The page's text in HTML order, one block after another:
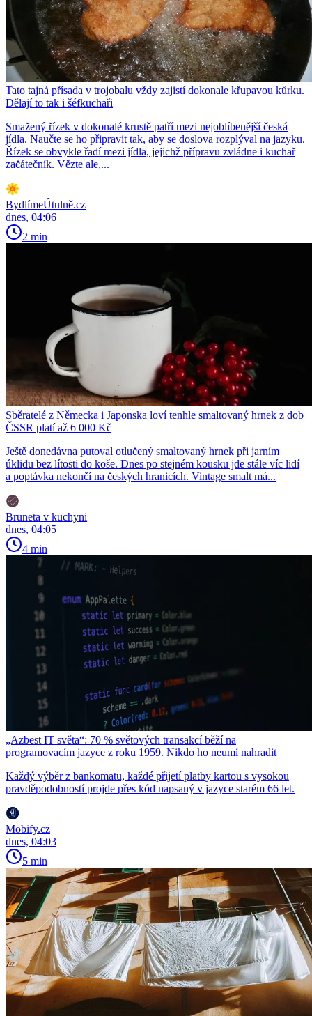
Tato tajná přísada v trojobalu vždy zajistí dokonale křupavou kůrku.
Dělají to tak i šéfkuchaři
Smažený řízek v dokonalé krustě patří mezi nejoblíbenější česká
jídla. Naučte se ho připravit tak, aby se doslova rozplýval na jazyku.
Řízek se obvykle řadí mezi jídla, jejichž přípravu zvládne i kuchař
začátečník. Vězte ale,...
BydlímeÚtulně.cz
dnes, 04:06
2 min
Sběratelé z Německa i Japonska loví tenhle smaltovaný hrnek z dob
ČSSR platí až 6 000 Kč
Ještě donedávna putoval otlučený smaltovaný hrnek při jarním
úklidu bez lítosti do koše. Dnes po stejném kousku jde stále víc lidí
a poptávka nekončí na českých hranicích. Vintage smalt má...
Bruneta v kuchyni
dnes, 04:05
4 min
„Azbest IT světa“: 70 % světových transakcí běží na
programovacím jazyce z roku 1959. Nikdo ho neumí nahradit
Každý výběr z bankomatu, každé přijetí platby kartou s vysokou
pravděpodobností projde přes kód napsaný v jazyce starém 66 let.
Mobify.cz
dnes, 04:03
5 min